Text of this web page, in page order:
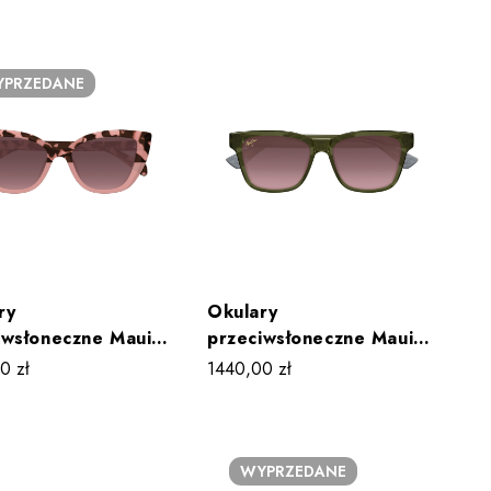
Maui
zł
Okulary
przeciwsłoneczne Maui
Jim HANOHANO
1440,00zł
WYPRZEDANE